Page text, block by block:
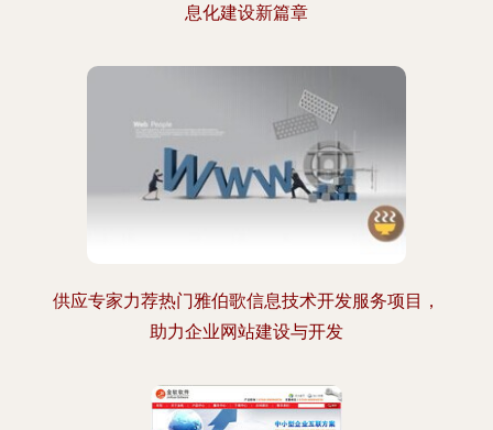
息化建设新篇章
供应专家力荐热门雅伯歌信息技术开发服务项目，
助力企业网站建设与开发